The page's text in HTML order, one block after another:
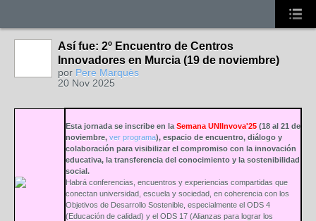
Así fue: 2º Encuentro de Centros
Innovadores en Murcia (19 de noviembre)
por Pere Marquès
20 Nov 2025
Esta jornada se inscribe en la Semana UNIInvova'25 (18 al 21 de
noviembre, ver programa), espacio de encuentro, diálogo y
colaboración para visibilizar el compromiso con la innovación
educativa, la transferencia del conocimiento y la sostenibilidad
social.
Habrá conferencias, encuentros y experiencias compartidas que
conectan universidad, escuela y sociedad, en coherencia con los
Objetivos de Desarrollo Sostenible, especialmente el ODS 4
(Educación de calidad) y el ODS 17 (Alianzas para lograr los